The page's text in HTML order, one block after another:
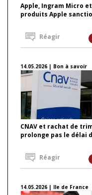
Apple, Ingram Micro
produits Apple
Réagir
14.05.2026 | Bon à savoir
CNAV et rachat de
prolonge pas le délai
Réagir
14.05.2026 | Ile de France